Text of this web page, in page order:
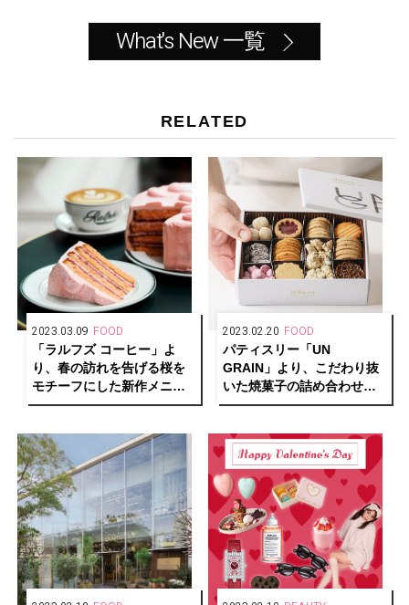
What's New 一覧
RELATED
2023.03.09 FOOD
「ラルフズ コーヒー」よ
り、春の訪れを告げる桜を
モチーフにした新作メニュ
ーが登場
2023.02.20 FOOD
パティスリー「UN
GRAIN」より、こだわり抜
いた焼菓子の詰め合わせホ
ワイトデーギフトが予約受